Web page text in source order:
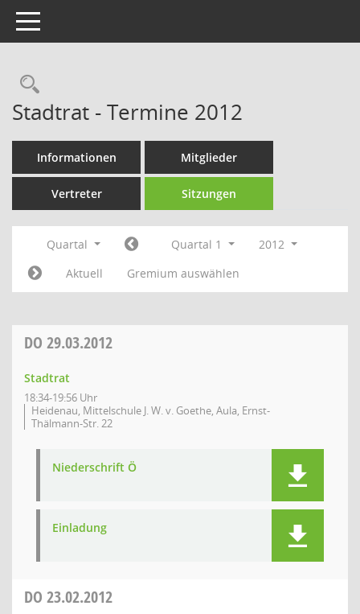
Toggle navigation
Rechercheauswahl
Stadtrat - Termine 2012
Informationen Mitglieder
Vertreter Sitzungen
Quartal Quartal 1
2012
Aktuell
Gremium auswählen
DO 29.03.2012
Stadtrat
18:34-19:56 Uhr
Heidenau, Mittelschule J. W. v. Goethe, Aula, Ernst-
Thälmann-Str. 22
Niederschrift Ö
Einladung
DO 23.02.2012